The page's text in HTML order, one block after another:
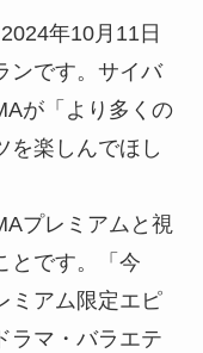
年10月11日
ンです。サイバ
が「より多くの
を楽しんでほし
プレミアムと視
とです。「今
ミアム限定エピ
ラマ・バラエテ